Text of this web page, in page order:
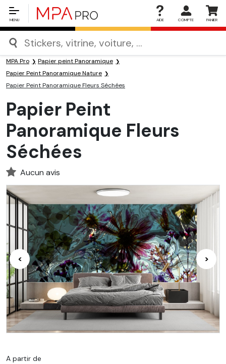
MENU AIDE COMPTE PANIER
MPA Pro
Papier peint Panoramique
Papier Peint Panoramique Nature
Papier Peint Panoramique Fleurs Séchées
Papier Peint
Panoramique Fleurs
Séchées
Aucun avis
< >
A partir de